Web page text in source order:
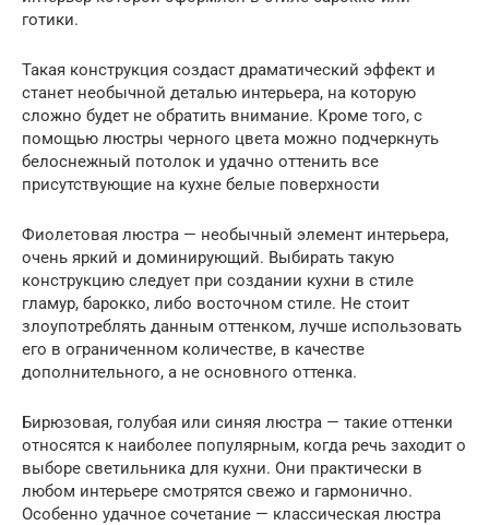
готики.
Такая конструкция создаст драматический эффект и
станет необычной деталью интерьера, на которую
сложно будет не обратить внимание. Кроме того, с
помощью люстры черного цвета можно подчеркнуть
белоснежный потолок и удачно оттенить все
присутствующие на кухне белые поверхности
Фиолетовая люстра — необычный элемент интерьера,
очень яркий и доминирующий. Выбирать такую
конструкцию следует при создании кухни в стиле
гламур, барокко, либо восточном стиле. Не стоит
злоупотреблять данным оттенком, лучше использовать
его в ограниченном количестве, в качестве
дополнительного, а не основного оттенка.
Бирюзовая, голубая или синяя люстра — такие оттенки
относятся к наиболее популярным, когда речь заходит о
выборе светильника для кухни. Они практически в
любом интерьере смотрятся свежо и гармонично.
Особенно удачное сочетание — классическая люстра